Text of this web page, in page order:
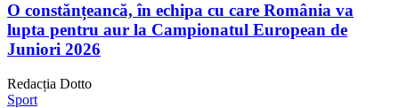
O constănțeancă, în echipa cu care România va
lupta pentru aur la Campionatul European de
Juniori 2026
Redacția Dotto
Sport